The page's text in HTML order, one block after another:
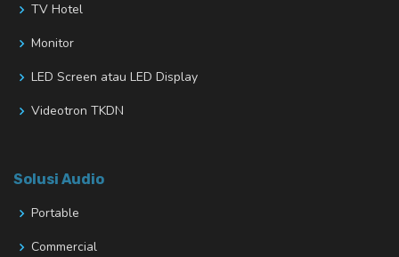
TV Hotel
Monitor
LED Screen atau LED Display
Videotron TKDN
Solusi Audio
Portable
Commercial